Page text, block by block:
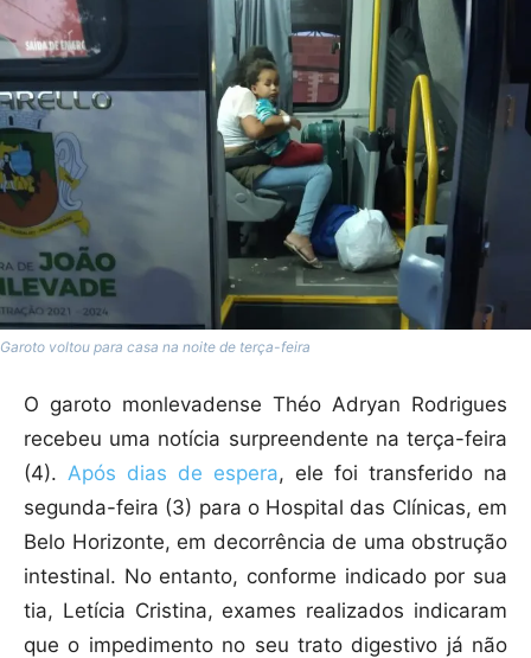
Garoto voltou para casa na noite de terça-feira
O garoto monlevadense Théo Adryan Rodrigues
recebeu uma notícia surpreendente na terça-feira
(4). Após dias de espera, ele foi transferido na
segunda-feira (3) para o Hospital das Clínicas, em
Belo Horizonte, em decorrência de uma obstrução
intestinal. No entanto, conforme indicado por sua
tia, Letícia Cristina, exames realizados indicaram
que o impedimento no seu trato digestivo já não